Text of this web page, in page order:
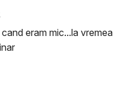
eram mic...la vremea